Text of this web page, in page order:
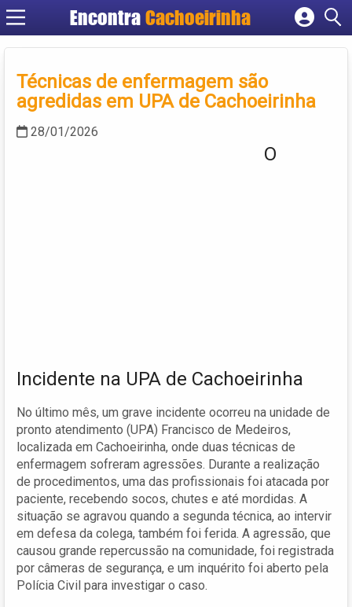
Encontra Cachoeirinha
Cadastrar empresa
Criar conta
Técnicas de enfermagem são
agredidas em UPA de Cachoeirinha
28/01/2026
O
Incidente na UPA de Cachoeirinha
No último mês, um grave incidente ocorreu na unidade de
pronto atendimento (UPA) Francisco de Medeiros,
localizada em Cachoeirinha, onde duas técnicas de
enfermagem sofreram agressões. Durante a realização
de procedimentos, uma das profissionais foi atacada por
paciente, recebendo socos, chutes e até mordidas. A
situação se agravou quando a segunda técnica, ao intervir
em defesa da colega, também foi ferida. A agressão, que
causou grande repercussão na comunidade, foi registrada
por câmeras de segurança, e um inquérito foi aberto pela
Polícia Civil para investigar o caso.